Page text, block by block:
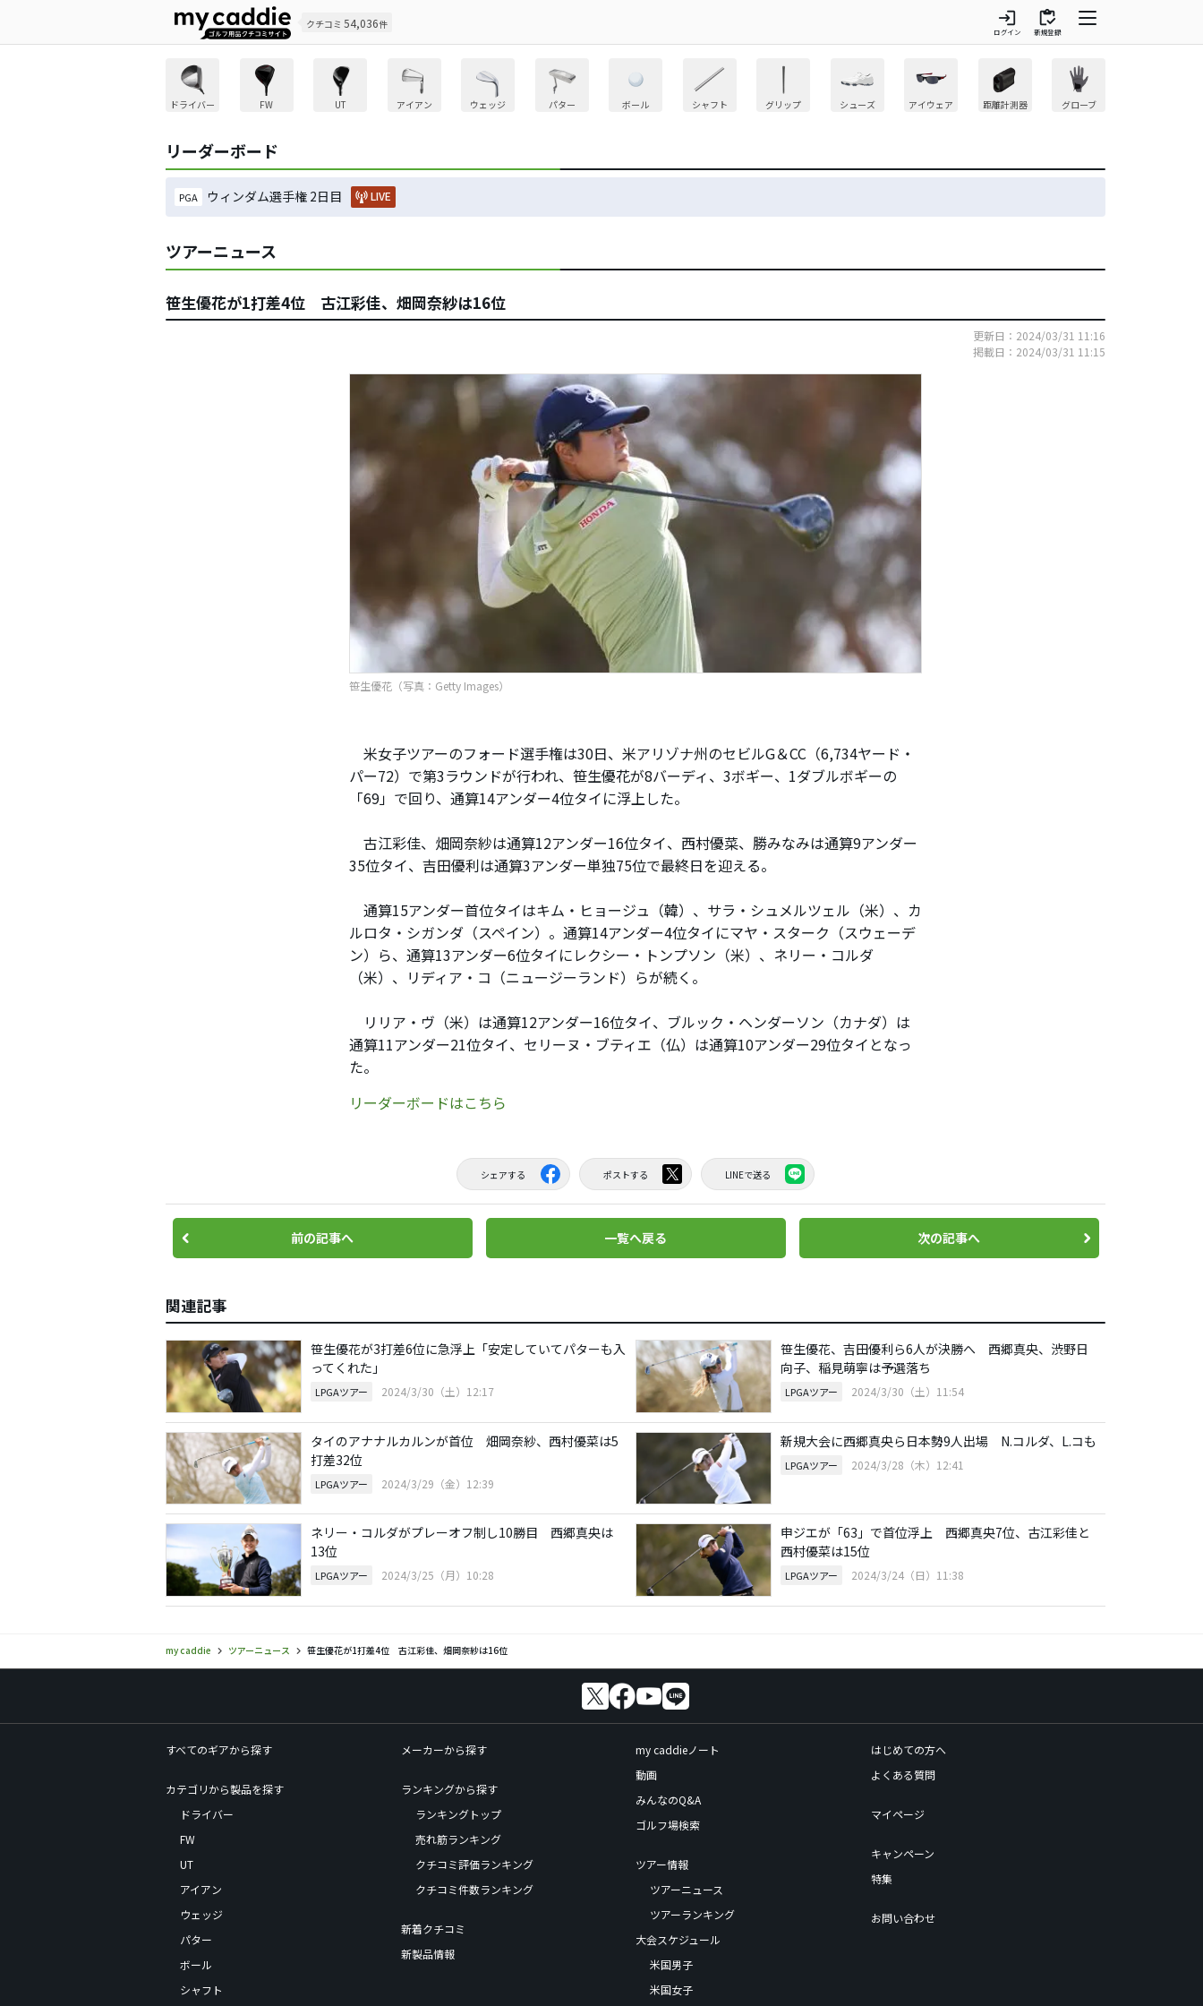
クチコミ 54,036件 login
ログイン
inventory
新規登録
ドライバー FW UT アイアン ウェッジ パター ボール シャフト グリップ シューズ アイウェア 距離計測器 グローブ
リーダーボード
PGA ウィンダム選手権 2日目 LIVE
ツアーニュース
笹生優花が1打差4位 古江彩佳、畑岡奈紗は16位
更新日：2024/03/31 11:16
掲載日：2024/03/31 11:15
笹生優花（写真：Getty Images）
米女子ツアーのフォード選手権は30日、米アリゾナ州のセビルG＆CC（6,734ヤード・
パー72）で第3ラウンドが行われ、笹生優花が8バーディ、3ボギー、1ダブルボギーの
「69」で回り、通算14アンダー4位タイに浮上した。
古江彩佳、畑岡奈紗は通算12アンダー16位タイ、西村優菜、勝みなみは通算9アンダー
35位タイ、吉田優利は通算3アンダー単独75位で最終日を迎える。
通算15アンダー首位タイはキム・ヒョージュ（韓）、サラ・シュメルツェル（米）、カ
ルロタ・シガンダ（スペイン）。通算14アンダー4位タイにマヤ・スターク（スウェーデ
ン）ら、通算13アンダー6位タイにレクシー・トンプソン（米）、ネリー・コルダ
（米）、リディア・コ（ニュージーランド）らが続く。
リリア・ヴ（米）は通算12アンダー16位タイ、ブルック・ヘンダーソン（カナダ）は
通算11アンダー21位タイ、セリーヌ・ブティエ（仏）は通算10アンダー29位タイとなっ
た。
リーダーボードはこちら
シェアする ポストする LINEで送る
前の記事へ 一覧へ戻る 次の記事へ
関連記事
笹生優花が3打差6位に急浮上「安定していてパターも入
ってくれた」
LPGAツアー 2024/3/30（土）12:17
笹生優花、吉田優利ら6人が決勝へ 西郷真央、渋野日
向子、稲見萌寧は予選落ち
LPGAツアー 2024/3/30（土）11:54
タイのアナナルカルンが首位 畑岡奈紗、西村優菜は5
打差32位
LPGAツアー 2024/3/29（金）12:39
新規大会に西郷真央ら日本勢9人出場 N.コルダ、L.コも
LPGAツアー 2024/3/28（木）12:41
ネリー・コルダがプレーオフ制し10勝目 西郷真央は
13位
LPGAツアー 2024/3/25（月）10:28
申ジエが「63」で首位浮上 西郷真央7位、古江彩佳と
西村優菜は15位
LPGAツアー 2024/3/24（日）11:38
my caddie ツアーニュース 笹生優花が1打差4位 古江彩佳、畑岡奈紗は16位
すべてのギアから探す
カテゴリから製品を探す
ドライバー
FW
UT
アイアン
ウェッジ
パター
ボール
シャフト
メーカーから探す
ランキングから探す
ランキングトップ
売れ筋ランキング
クチコミ評価ランキング
クチコミ件数ランキング
新着クチコミ
新製品情報
my caddieノート
動画
みんなのQ&A
ゴルフ場検索
ツアー情報
ツアーニュース
ツアーランキング
大会スケジュール
米国男子
米国女子
はじめての方へ
よくある質問
マイページ
キャンペーン
特集
お問い合わせ